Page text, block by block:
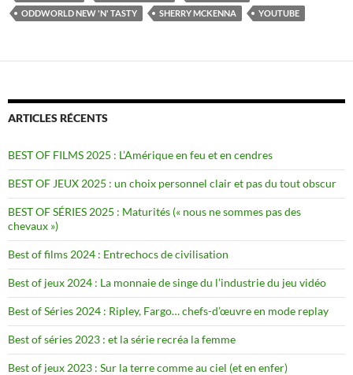
ODDWORLD NEW 'N' TASTY
SHERRY MCKENNA YOUTUBE
ARTICLES RÉCENTS
BEST OF FILMS 2025 : L’Amérique en feu et en cendres
BEST OF JEUX 2025 : un choix personnel clair et pas du tout obscur
BEST OF SÉRIES 2025 : Maturités (« nous ne sommes pas des
chevaux »)
Best of films 2024 : Entrechocs de civilisation
Best of jeux 2024 : La monnaie de singe du l’industrie du jeu vidéo
Best of Séries 2024 : Ripley, Fargo… chefs-d’œuvre en mode replay
Best of séries 2023 : et la série recréa la femme
Best of jeux 2023 : Sur la terre comme au ciel (et en enfer)